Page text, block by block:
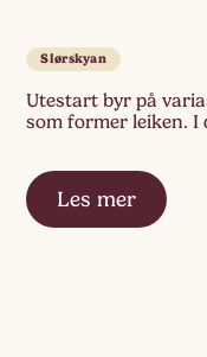
Slørskyan
Utestart byr på
som former leiken. I
Les mer